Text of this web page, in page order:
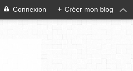
Connexion + Créer mon blog